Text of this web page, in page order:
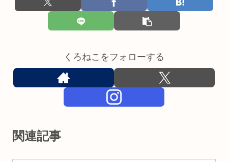
くろねこをフォローする
関連記事